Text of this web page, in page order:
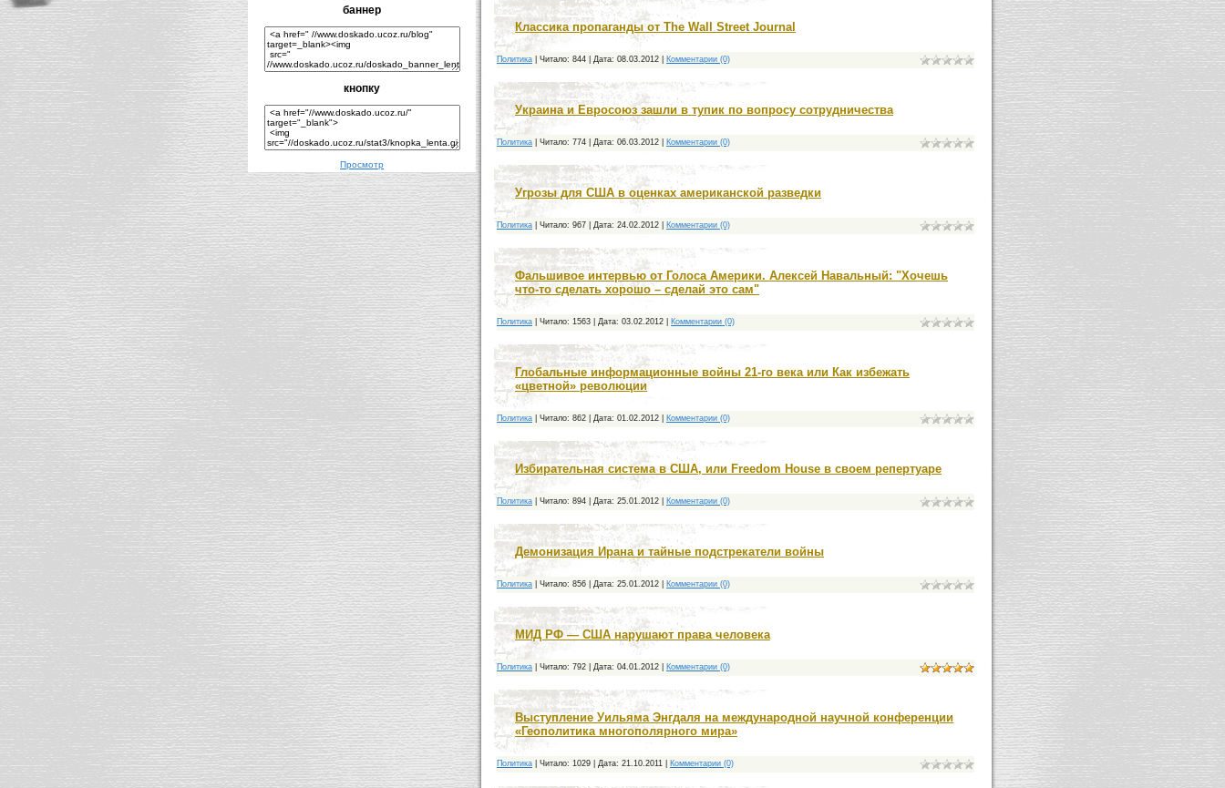
баннер
кнопку
Просмотр
Классика пропаганды от The Wall Street Journal
Политика Читало: 844 Дата: 08.03.2012 Комментарии (0)
Украина и Евросоюз зашли в тупик по вопросу сотрудничества
Политика Читало: 774 Дата: 06.03.2012 Комментарии (0)
Угрозы для США в оценках американской разведки
Политика Читало: 967 Дата: 24.02.2012 Комментарии (0)
Фальшивое интервью от Голоса Америки. Алексей Навальный: "Хочешь
что-то сделать хорошо – сделай это сам"
Политика Читало: 1563 Дата: 03.02.2012 Комментарии (0)
Глобальные информационные войны 21-го века или Как избежать
«цветной» революции
Политика Читало: 862 Дата: 01.02.2012 Комментарии (0)
Избирательная система в США, или Freedom House в своем репертуаре
Политика Читало: 894 Дата: 25.01.2012 Комментарии (0)
Демонизация Ирана и тайные подстрекатели войны
Политика Читало: 856 Дата: 25.01.2012 Комментарии (0)
МИД РФ — США нарушают права человека
Политика Читало: 792 Дата: 04.01.2012 Комментарии (0)
Выступление Уильяма Энгдаля на международной научной конференции
«Геополитика многополярного мира»
Политика Читало: 1029 Дата: 21.10.2011 Комментарии (0)